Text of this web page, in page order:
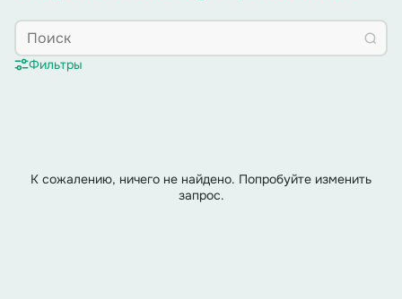
Фильтры
К сожалению, ничего не найдено. Попробуйте изменить
запрос.